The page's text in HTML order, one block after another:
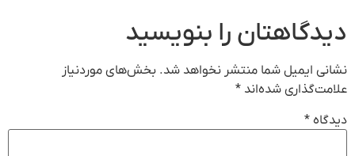
دیدگاهتان را بنویسید
نشانی ایمیل شما منتشر نخواهد شد. بخش‌های موردنیاز
علامت‌گذاری شده‌اند *
دیدگاه *